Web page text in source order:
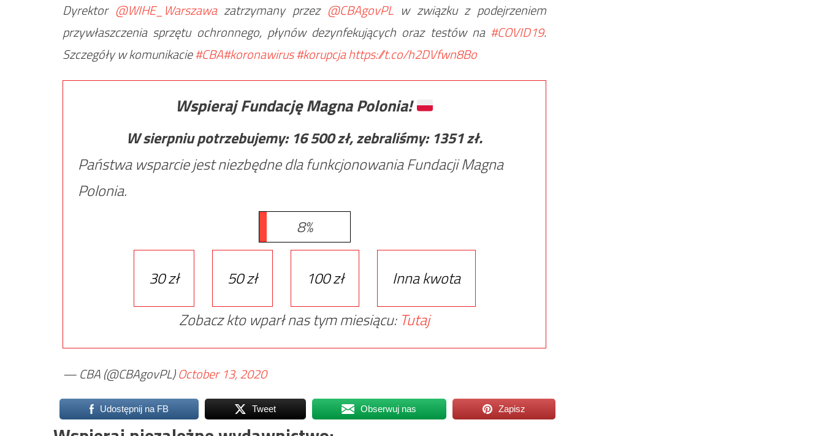
Dyrektor @WIHE_Warszawazatrzymany przez @CBAgovPLw związku z podejrzeniem
przywłaszczenia sprzętu ochronnego, płynów dezynfekujących oraz testów na #COVID19.
Szczegóły w komunikacie#CBA#koronawirus#korupcjahttps://t.co/h2DVfwn8Bo
Wspieraj Fundację Magna Polonia!
W sierpniu potrzebujemy: 16 500zł, zebraliśmy: 1351zł.
Państwa wsparcie jest niezbędne dla funkcjonowania Fundacji Magna
Polonia.
8%
30 zł 50 zł 100 zł
Inna kwota
Zobacz kto wparł nas tym miesiącu: Tutaj
— CBA (@CBAgovPL)October 13, 2020
Udostępnij na FB Tweet Obserwuj nas Zapisz